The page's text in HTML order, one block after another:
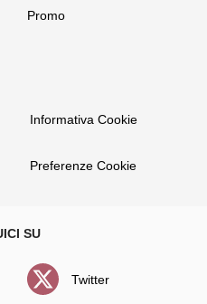
Promo
Informativa Cookie
Preferenze Cookie
Twitter